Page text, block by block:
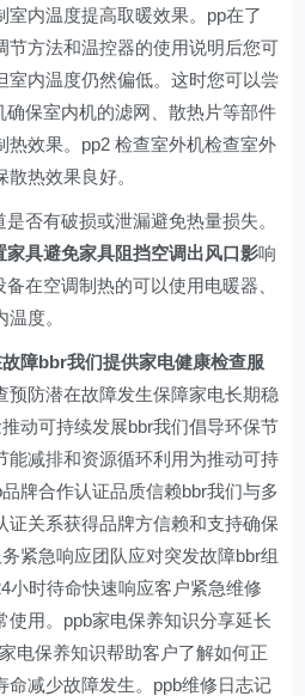
室内温度提高取暖效果。pp在了
节方法和温控器的使用说明后您可
室内温度仍然偏低。这时您可以尝
保室内机的滤网、散热片等部件
热效果。pp2 检查室外机检查室外
热效果良好。
否有破损或泄漏避免热量损失。
家具避免家具阻挡空调出风口影响
在空调制热的可以使用电暖器、
度。
障bbr我们提供家电健康检查服
预防潜在故障发生保障家电长期稳
动可持续发展bbr我们倡导环保节
能减排和资源循环利用为推动可持
牌合作认证品质信赖bbr我们与多
证关系获得品牌方信赖和支持确保
紧急响应团队应对突发故障bbr组
小时待命快速响应客户紧急维修
使用。ppb家电保养知识分享延长
电保养知识帮助客户了解如何正
命减少故障发生。ppb维修日志记